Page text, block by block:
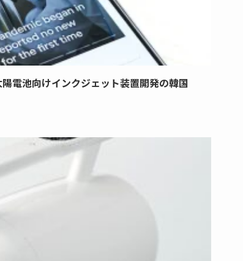
電池向けインクジェット装置開発の韓国